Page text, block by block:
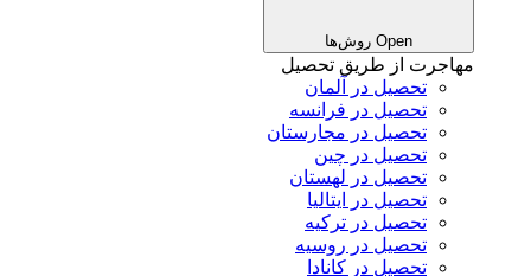
Open روش‌ها
مهاجرت از طریق تحصیل
تحصیل در آلمان
تحصیل در فرانسه
تحصیل در مجارستان
تحصیل در چین
تحصیل در لهستان
تحصیل در ایتالیا
تحصیل در ترکیه
تحصیل در روسیه
تحصیل در کانادا